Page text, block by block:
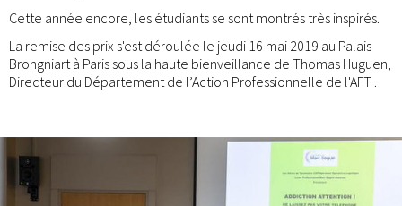
Cette année encore, les étudiants se sont montrés très inspirés.
La remise des prix s'est déroulée le jeudi 16 mai 2019 au Palais
Brongniart à Paris sous la haute bienveillance de Thomas Huguen,
Directeur du Département de l’Action Professionnelle de l'AFT .